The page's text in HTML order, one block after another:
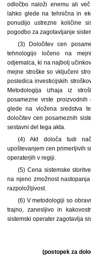
odločbo naloži enemu ali
lahko glede na tehnična in
ponudijo ustrezne količine
pogodbo za zagotavljanje
(3) Določitev cen
tehnologijo ločeno na
odjemalca, ki na najbolj
mejne stroške so vključeni
posledica investicijskih
Metodologija izhaja iz
posamezne vrste
glede na vložena sredstva
določitev cen posameznih
sestavni del tega akta.
(4) Akt določa tudi
upoštevanjem cen primerljivih
operaterjih v regiji.
(5) Cena sistemske
na njeno zmožnost
razpoložljivost.
(6) V metodologiji so
trajno, zanesljivo in
sistemski operater zagotavlja
(postopek za